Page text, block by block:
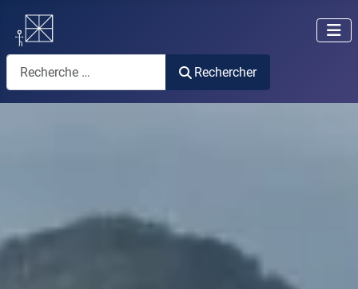
Rechercher
Rechercher